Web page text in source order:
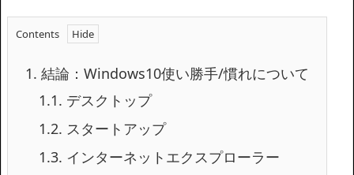
Contents
1. 結論：Windows10使い勝手/慣れについて
1.1. デスクトップ
1.2. スタートアップ
1.3. インターネットエクスプローラー